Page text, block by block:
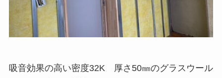
吸音効果の高い密度32K 厚さ50㎜のグラスウール